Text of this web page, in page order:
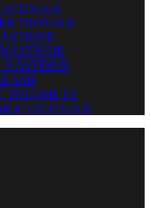
PREDMETY
TECHNIKA